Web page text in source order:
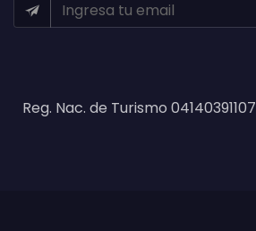
Reg. Nac. de Turismo 04140391107